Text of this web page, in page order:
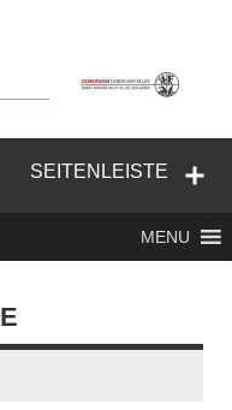
Feuerwehr
SEITENLEISTE
MENU